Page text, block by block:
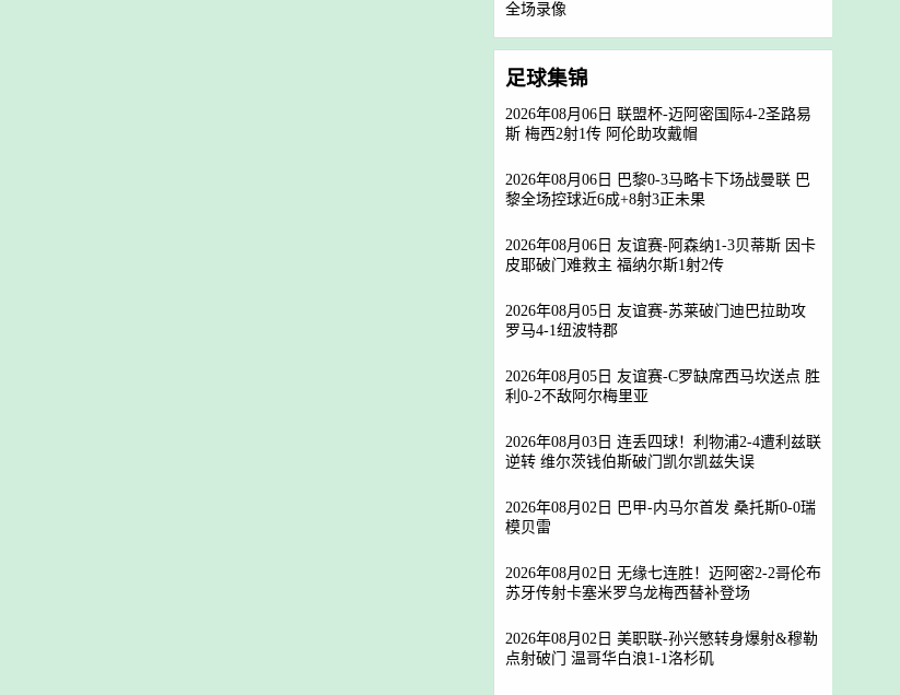
全场录像
足球集锦
2026年08月06日 联盟杯-迈阿密国际4-2圣路易
斯 梅西2射1传 阿伦助攻戴帽
2026年08月06日 巴黎0-3马略卡下场战曼联 巴
黎全场控球近6成+8射3正未果
2026年08月06日 友谊赛-阿森纳1-3贝蒂斯 因卡
皮耶破门难救主 福纳尔斯1射2传
2026年08月05日 友谊赛-苏莱破门迪巴拉助攻
罗马4-1纽波特郡
2026年08月05日 友谊赛-C罗缺席西马坎送点 胜
利0-2不敌阿尔梅里亚
2026年08月03日 连丢四球！利物浦2-4遭利兹联
逆转 维尔茨钱伯斯破门凯尔凯兹失误
2026年08月02日 巴甲-内马尔首发 桑托斯0-0瑞
模贝雷
2026年08月02日 无缘七连胜！迈阿密2-2哥伦布
苏牙传射卡塞米罗乌龙梅西替补登场
2026年08月02日 美职联-孙兴慜转身爆射&穆勒
点射破门 温哥华白浪1-1洛杉矶